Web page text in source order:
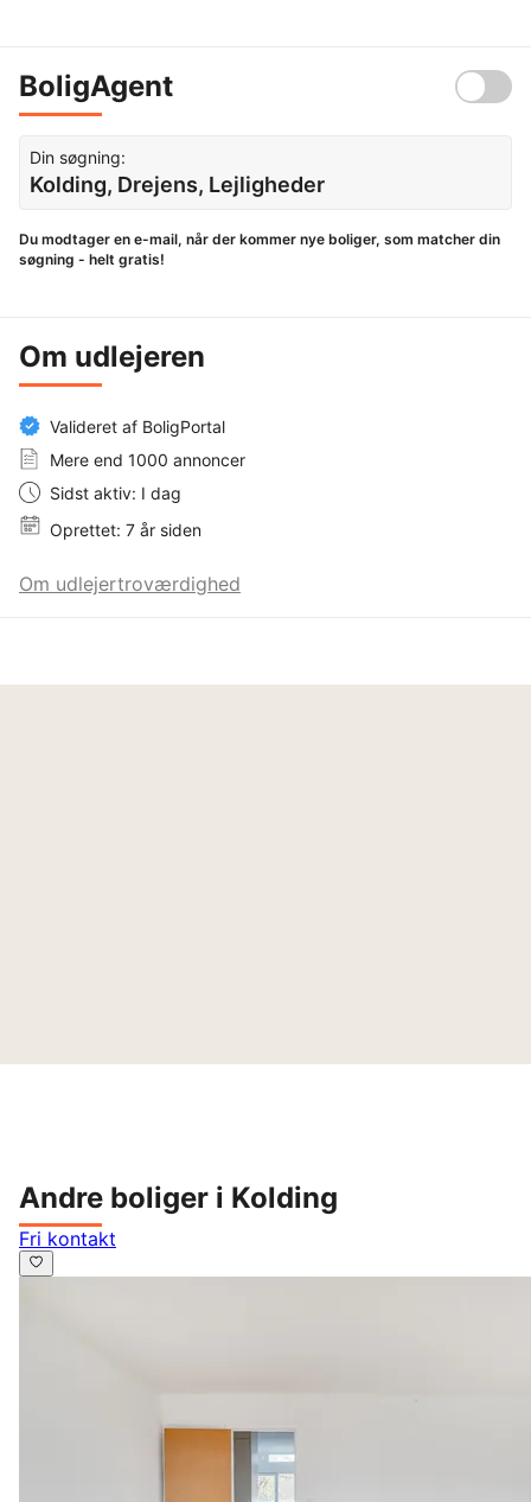
BoligAgent
Din søgning:
Kolding, Drejens, Lejligheder
Du modtager en e-mail, når der kommer nye boliger, som matcher din
søgning - helt gratis!
Om udlejeren
Valideret af BoligPortal
Mere end 1000 annoncer
Sidst aktiv: I dag
Oprettet: 7 år siden
Om udlejertroværdighed
Andre boliger i Kolding
Fri kontakt